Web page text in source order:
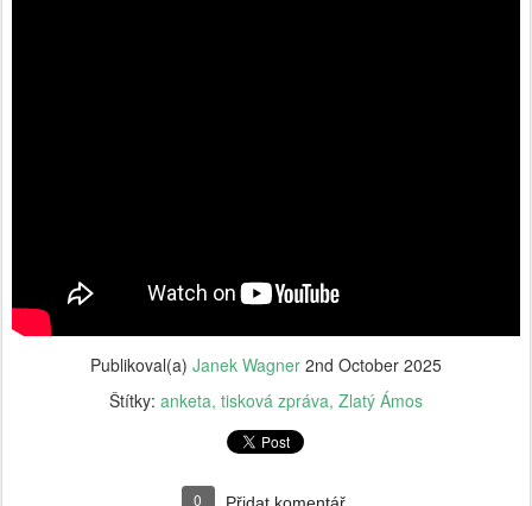
Publikoval(a) Janek Wagner 2nd October 2025
Štítky: anketa tisková zpráva Zlatý Ámos
0